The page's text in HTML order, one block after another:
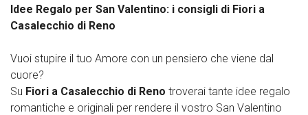
Idee Regalo per San Valentino: i consigli di Fiori a
Casalecchio di Reno
Vuoi stupire il tuo Amore con un pensiero che viene dal
cuore?
Su Fiori a Casalecchio di Reno troverai tante idee regalo
romantiche e originali per rendere il vostro San Valentino